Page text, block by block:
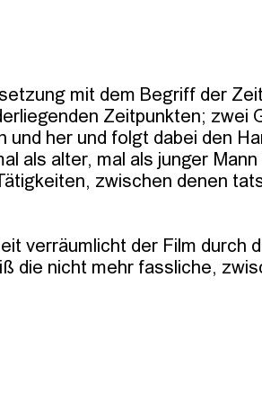
mit dem Begriff der
Zeitpunkten; zwei
her und folgt dabei den
als alter, mal als junger
zwischen denen
verräumlicht der Film
die nicht mehr fassliche,